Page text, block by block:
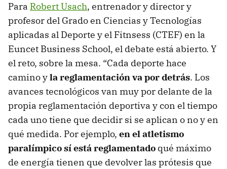
Para Robert Usach, entrenador y director y
profesor del Grado en Ciencias y Tecnologías
aplicadas al Deporte y el Fitnsess (CTEF) en la
Euncet Business School, el debate está abierto. Y
el reto, sobre la mesa. “Cada deporte hace
camino yla reglamentación va por detrás. Los
avances tecnológicos van muy por delante de la
propia reglamentación deportiva y con el tiempo
cada uno tiene que decidir si se aplican o no y en
qué medida. Por ejemplo, en el atletismo
paralímpico sí está reglamentado qué máximo
de energía tienen que devolver las prótesis que